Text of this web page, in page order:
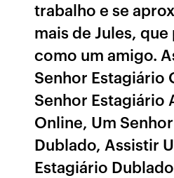
trabalho e se
mais de Jules, que
como um amigo.
Senhor Estagiário
Senhor Estagiário
Online, Um
Dublado, Assistir
Estagiário Dublado